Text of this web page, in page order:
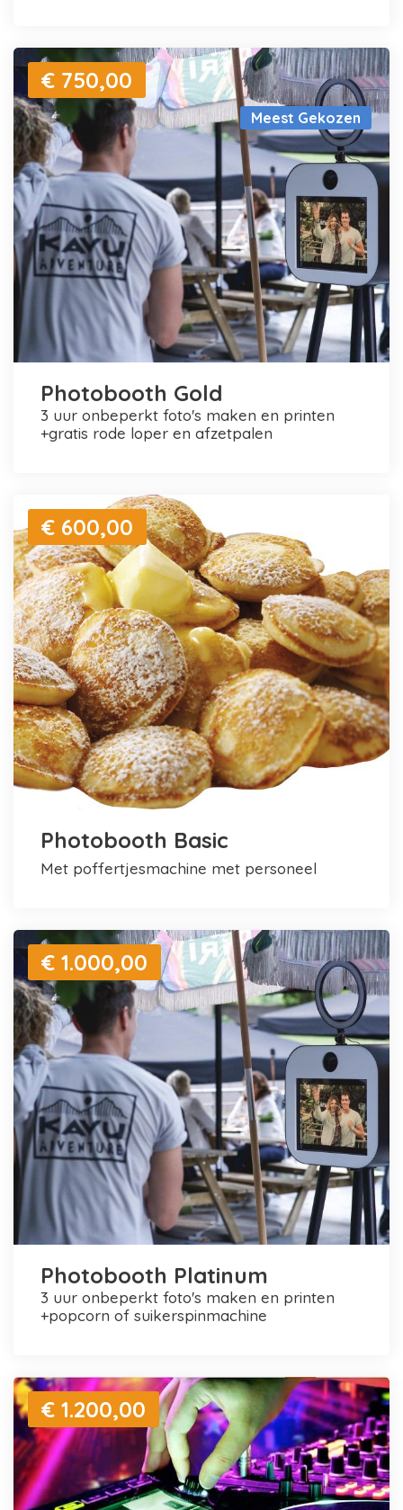
Meest Gekozen
€ 750,00
Photobooth Gold
3 uur onbeperkt foto's maken en printen
+gratis rode loper en afzetpalen
€ 600,00
Photobooth Basic
met poffertjesmachine met personeel
€ 1.000,00
Photobooth Platinum
3 uur onbeperkt foto's maken en printen
+popcorn of suikerspinmachine
€ 1.200,00